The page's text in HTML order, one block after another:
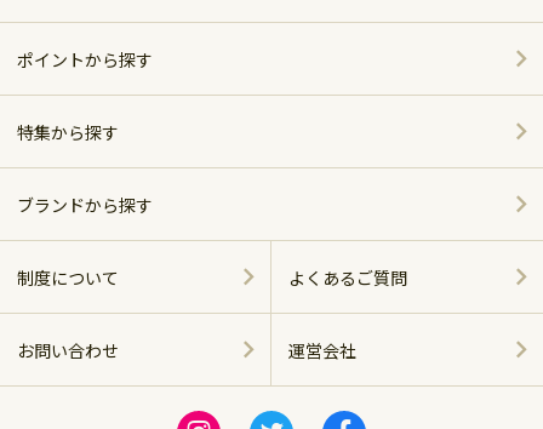
家電
家具・インテリア
ホーム＆キッチン
アウトドア・スポーツ
グルメ・スイーツ
ポイントから探す
～5,000pt
5,001～10,000pt
10,001～20,000pt
20,001～30,000pt
特集から探す
ポイント別おすすめ商品
おしゃれで便利なキッチンアイテム
ベッド特集
ブランドから探す
シャープ
パナソニック
制度について よくあるご質問
商品に関する
お問い合わせ 運営会社